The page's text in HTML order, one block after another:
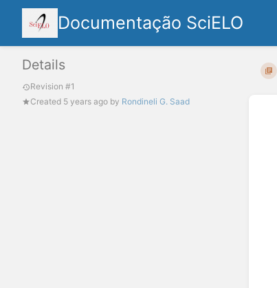
Documentação SciELO
Details
Revision #1
Created 5 years ago by Rondineli G. Saad